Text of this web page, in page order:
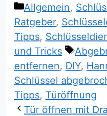
Kategorien
Allgemein,
Ratgeber,
Tipps,
und Tricks
entfernen, DIY,
Schlüssel
Tipps, Türöffnung
Tür öffnen mit